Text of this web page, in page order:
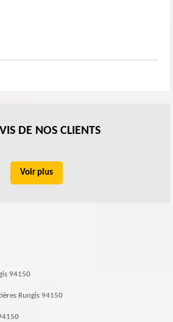
DE NOS CLIENTS
Voir plus
94150
Rungis 94150